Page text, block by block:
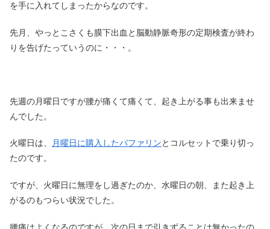
を手に入れてしまったからなのです。
先月、やっとこさくも膜下出血と脳動静脈奇形の定期検査が終わ
りを告げたっていうのに・・・。
先週の月曜日ですが腰が痛くて痛くて、起き上がる事も出来ませ
んでした。
火曜日は、 月曜日に購入したバファリンとコルセットで乗り切っ
たのです。
ですが、火曜日に無理をし過ぎたのか、水曜日の朝、また起き上
がるのもつらい状況でした。
腰痛はよくなるのですが、次の日まで引きずることは無かったの